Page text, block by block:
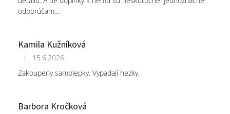
odporúčam...
Kamila Kužníková
Hodnocení obchodu je 5 z 5 hvězdiček.
|
15.6.2026
Zakoupeny samolepky. Vypadají hezky.
Barbora Kročková